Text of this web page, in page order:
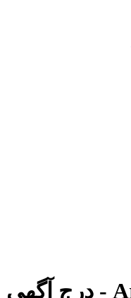
خدمات ویزا Archives - درج آگهی